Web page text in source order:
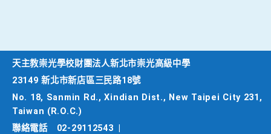
天主教崇光學校財團法人新北市崇光高級中學
23149 新北市新店區三民路18號
No. 18, Sanmin Rd., Xindian Dist., New Taipei City 231,
Taiwan (R.O.C.)
聯絡電話
02-29112543